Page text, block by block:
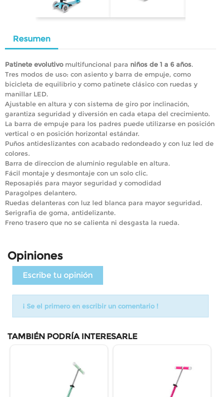
Resumen
Patinete evolutivomultifuncional para niños de 1 a 6 años.
Tres modos de uso: con asiento y barra de empuje, como
bicicleta de equilibrio y como patinete clásico con ruedas y
manillar LED.
Ajustable en altura y con sistema de giro por inclinación,
garantiza seguridad y diversión en cada etapa del crecimiento.
La barra de empuje para los padres puede utilizarse en posición
vertical o en posición horizontal estándar.
Puños antideslizantes con acabado redondeado y con luz led de
colores.
Barra de direccion de aluminio regulable en altura.
Fácil montaje y desmontaje con un solo clic.
Reposapiés para mayor seguridad y comodidad
Paragolpes delantero.
Ruedas delanteras con luz led blanca para mayor seguridad.
Serigrafia de goma, antidelizante.
Freno trasero que no se calienta ni desgasta la rueda.
Opiniones
Escribe tu opinión
¡ Se el primero en escribir un comentario !
TAMBIÉN PODRÍA INTERESARLE